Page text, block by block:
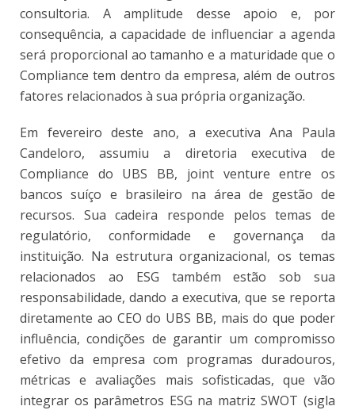
consultoria. A amplitude desse apoio e, por
consequência, a capacidade de influenciar a agenda
será proporcional ao tamanho e a maturidade que o
Compliance tem dentro da empresa, além de outros
fatores relacionados à sua própria organização.
Em fevereiro deste ano, a executiva Ana Paula
Candeloro, assumiu a diretoria executiva de
Compliance do UBS BB, joint venture entre os
bancos suíço e brasileiro na área de gestão de
recursos. Sua cadeira responde pelos temas de
regulatório, conformidade e governança da
instituição. Na estrutura organizacional, os temas
relacionados ao ESG também estão sob sua
responsabilidade, dando a executiva, que se reporta
diretamente ao CEO do UBS BB, mais do que poder
influência, condições de garantir um compromisso
efetivo da empresa com programas duradouros,
métricas e avaliações mais sofisticadas, que vão
integrar os parâmetros ESG na matriz SWOT (sigla